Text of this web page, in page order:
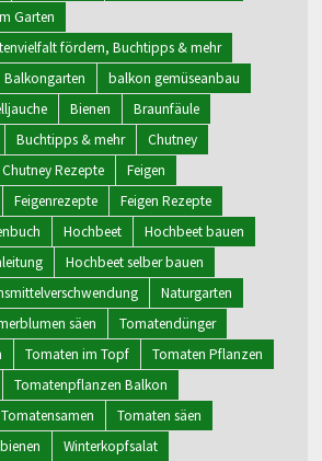
Garten
fördern, Buchtipps & mehr
Balkongarten
balkon gemüseanbau
Bienen
Braunfäule
Buchtipps & mehr
Chutney
Chutney Rezepte
Feigen
Feigenrezepte
Feigen Rezepte
Hochbeet
Hochbeet bauen
Hochbeet selber bauen
Naturgarten
säen
Tomatendünger
Tomaten im Topf
Tomaten Pflanzen
Tomatenpflanzen Balkon
Tomatensamen
Tomaten säen
Winterkopfsalat